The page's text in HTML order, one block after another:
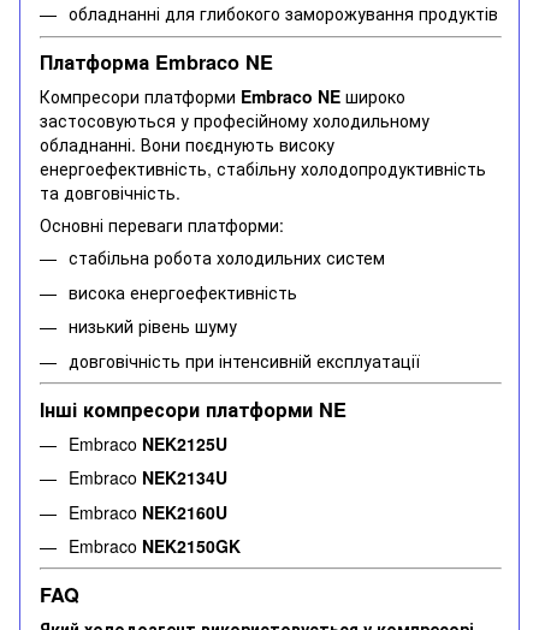
обладнанні для глибокого заморожування продуктів
Платформа Embraco NE
Компресори платформи Embraco NE широко
застосовуються у професійному холодильному
обладнанні. Вони поєднують високу
енергоефективність, стабільну холодопродуктивність
та довговічність.
Основні переваги платформи:
стабільна робота холодильних систем
висока енергоефективність
низький рівень шуму
довговічність при інтенсивній експлуатації
Інші компресори платформи NE
Embraco NEK2125U
Embraco NEK2134U
Embraco NEK2160U
Embraco NEK2150GK
FAQ